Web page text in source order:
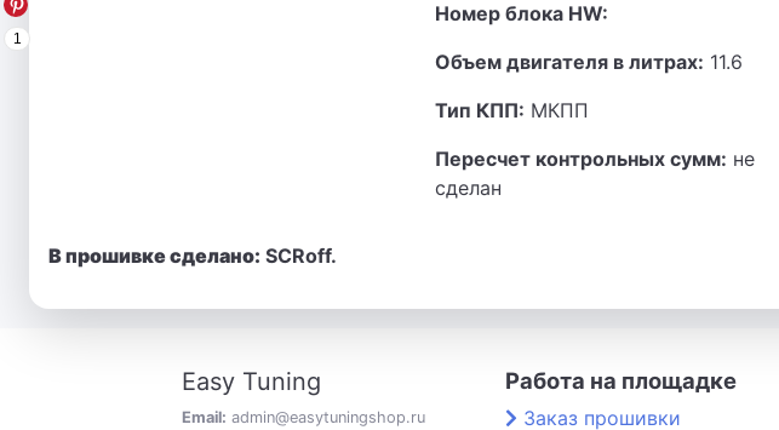
Номер блока HW:
Объем двигателя в литрах: 11.6
Тип КПП: МКПП
Пересчет контрольных сумм: не
сделан
В прошивке сделано: SCRoff.
1
Easy Tuning
Email: admin@easytuningshop.ru
Работа на площадке
Заказ прошивки